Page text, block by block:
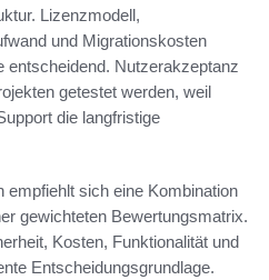
Lizenzmodell,
und Migrationskosten
entscheidend. Nutzerakzeptanz
getestet werden, weil
die langfristige
empfiehlt sich eine Kombination
gewichteten Bewertungsmatrix.
Kosten, Funktionalität und
Entscheidungsgrundlage.